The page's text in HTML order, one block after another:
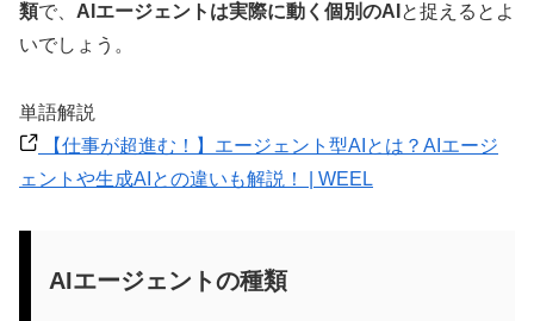
類で、 AIエージェントは実際に動く個別のAI と捉えるとよ
いでしょう。
単語解説
【仕事が超進む！】エージェント型AIとは？AIエージ
ェントや生成AIとの違いも解説！ | WEEL
AIエージェントの種類